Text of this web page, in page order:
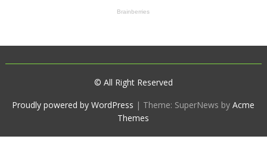
© All Right Reserved
Proudly powered by WordPress | Theme: SuperNews byAcme
Themes